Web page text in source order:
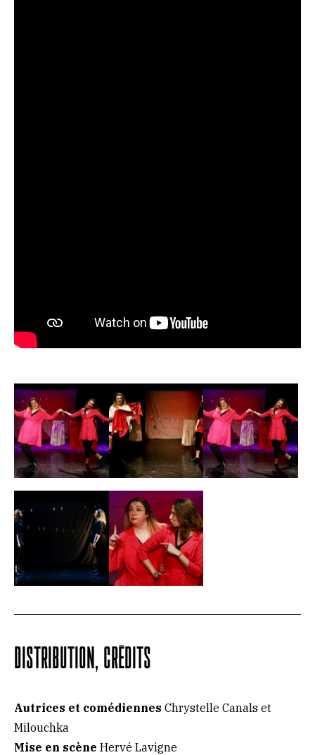
DISTRIBUTION, CRÉDITS
Autrices et comédiennes Chrystelle Canals et
Milouchka
Mise en scène Hervé Lavigne